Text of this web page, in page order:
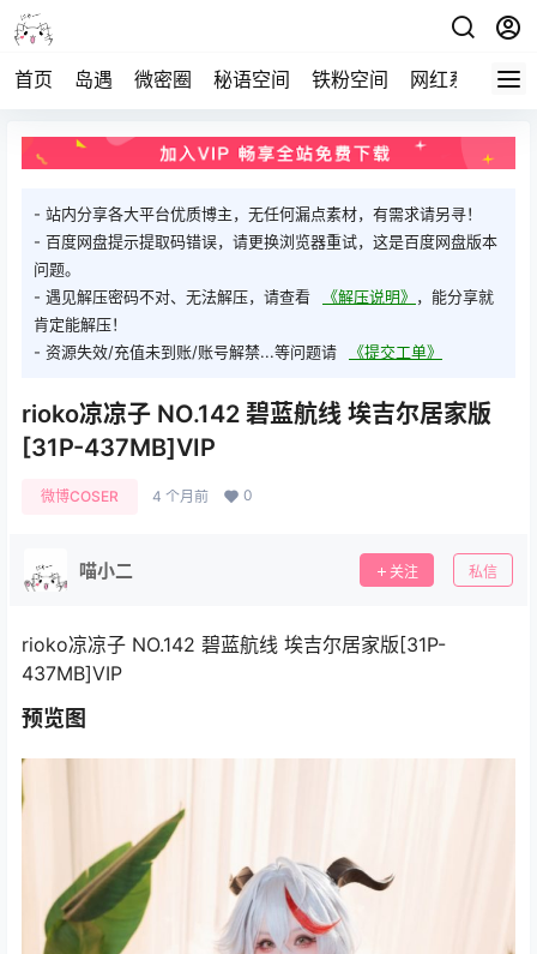
首页 岛遇 微密圈 秘语空间 铁粉空间 网红系列 打
- 站内分享各大平台优质博主，无任何漏点素材，有需求请另寻！
- 百度网盘提示提取码错误，请更换浏览器重试，这是百度网盘版本
问题。
- 遇见解压密码不对、无法解压，请查看
《解压说明》 ，能分享就
肯定能解压！
- 资源失效/充值未到账/账号解禁...等问题请
《提交工单》
rioko凉凉子 NO.142 碧蓝航线 埃吉尔居家版
[31P-437MB]VIP
微博COSER 4 个月前 0
喵小二 关注 私信
rioko凉凉子 NO.142 碧蓝航线 埃吉尔居家版[31P-
437MB]VIP
预览图